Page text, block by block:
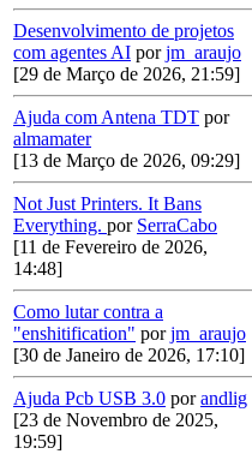
Desenvolvimento de projetos
com agentes AI porjm_araujo
[29 de Março de 2026, 21:59]
Ajuda com Antena TDT por
almamater
[13 de Março de 2026, 09:29]
Not Just Printers. It Bans
Everything. por SerraCabo
[11 de Fevereiro de 2026,
14:48]
Como lutar contra a
"enshitification" porjm_araujo
[30 de Janeiro de 2026, 17:10]
Ajuda Pcb USB 3.0 porandlig
[23 de Novembro de 2025,
19:59]